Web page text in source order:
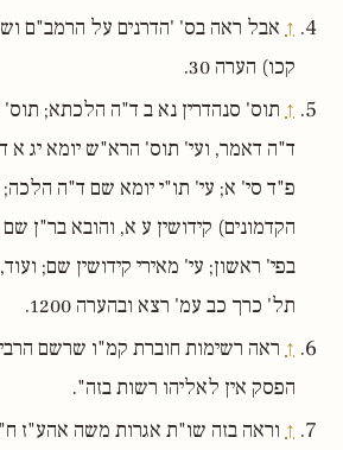
↑ אבל ראה בס' 'הדרנים על הרמב"ם
קכו) הערה 30.
↑ תוס' סנהדרין נא ב ד"ה הלכתא;
ד"ה דאמר, ועי' תוס' הרא"ש יומא יג
פ"ד סי' א; עי' תו"י יומא שם ד"ה
הקדמונים) קידושין ע א, והובא בר"ן
בפי' ראשון; עי' מאירי קידושין שם;
תל' כרך כב עמ' רצא ובהערה 1200.
↑ ראה רשימות חוברת קמ"ו שרשם
הפסק אין לאליהו רשות בזה".
↑ וראה בזה שו"ת אגרות משה אהע"ז